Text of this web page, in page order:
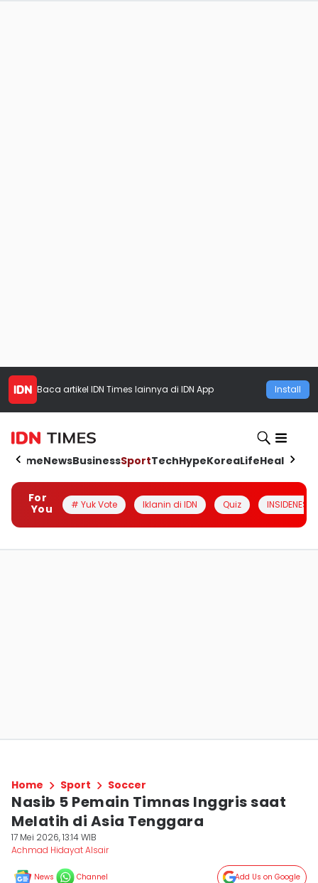
Baca artikel IDN Times lainnya di IDN App Install
HomeNewsBusinessSportTechHypeKoreaLifeHealth
For
You
# Yuk Vote Iklanin di IDN Quiz INSIDENESIA
Home Sport Soccer
Nasib 5 Pemain Timnas Inggris saat
Melatih di Asia Tenggara
17 Mei 2026, 13:14 WIB
Achmad Hidayat Alsair
News Channel Add Us on Google